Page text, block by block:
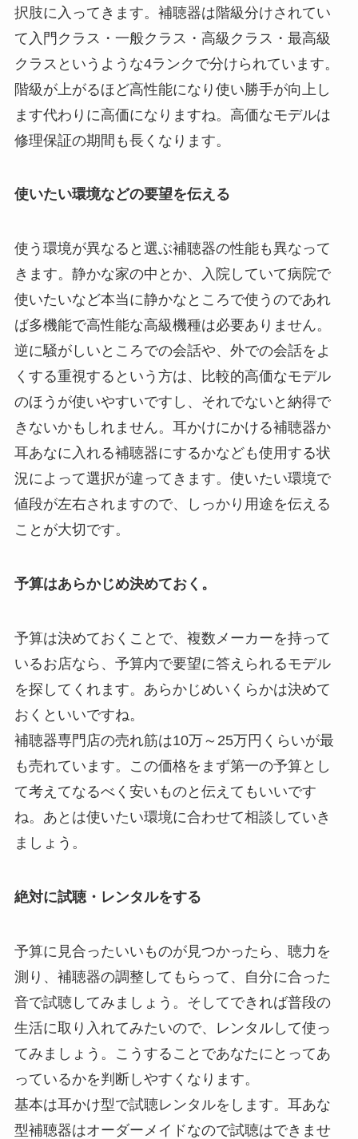
択肢に入ってきます。補聴器は階級分けされてい
て入門クラス・一般クラス・高級クラス・最高級
クラスというような4ランクで分けられています。
階級が上がるほど高性能になり使い勝手が向上し
ます代わりに高価になりますね。高価なモデルは
修理保証の期間も長くなります。
使いたい環境などの要望を伝える
使う環境が異なると選ぶ補聴器の性能も異なって
きます。静かな家の中とか、入院していて病院で
使いたいなど本当に静かなところで使うのであれ
ば多機能で高性能な高級機種は必要ありません。
逆に騒がしいところでの会話や、外での会話をよ
くする重視するという方は、比較的高価なモデル
のほうが使いやすいですし、それでないと納得で
きないかもしれません。耳かけにかける補聴器か
耳あなに入れる補聴器にするかなども使用する状
況によって選択が違ってきます。使いたい環境で
値段が左右されますので、しっかり用途を伝える
ことが大切です。
予算はあらかじめ決めておく。
予算は決めておくことで、複数メーカーを持って
いるお店なら、予算内で要望に答えられるモデル
を探してくれます。あらかじめいくらかは決めて
おくといいですね。
補聴器専門店の売れ筋は10万～25万円くらいが最
も売れています。この価格をまず第一の予算とし
て考えてなるべく安いものと伝えてもいいです
ね。あとは使いたい環境に合わせて相談していき
ましょう。
絶対に試聴・レンタルをする
予算に見合ったいいものが見つかったら、聴力を
測り、補聴器の調整してもらって、自分に合った
音で試聴してみましょう。そしてできれば普段の
生活に取り入れてみたいので、レンタルして使っ
てみましょう。こうすることであなたにとってあ
っているかを判断しやすくなります。
基本は耳かけ型で試聴レンタルをします。耳あな
型補聴器はオーダーメイドなので試聴はできませ